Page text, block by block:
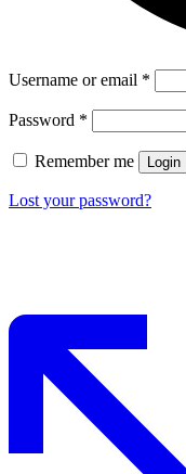
Username or email *
Password *
Remember me Login
Lost your password?